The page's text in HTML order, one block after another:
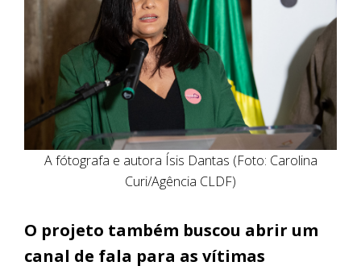
A fótografa e autora Ísis Dantas (Foto: Carolina
Curi/Agência CLDF)
O projeto também buscou abrir um
canal de fala para as vítimas